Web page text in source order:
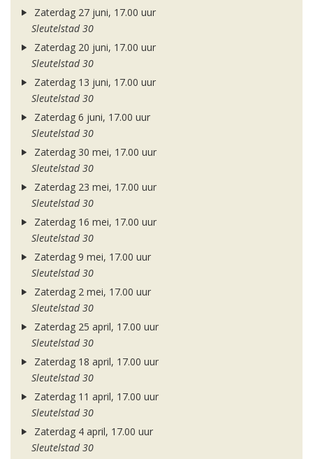
Zaterdag 27 juni, 17.00 uur
Sleutelstad 30
Zaterdag 20 juni, 17.00 uur
Sleutelstad 30
Zaterdag 13 juni, 17.00 uur
Sleutelstad 30
Zaterdag 6 juni, 17.00 uur
Sleutelstad 30
Zaterdag 30 mei, 17.00 uur
Sleutelstad 30
Zaterdag 23 mei, 17.00 uur
Sleutelstad 30
Zaterdag 16 mei, 17.00 uur
Sleutelstad 30
Zaterdag 9 mei, 17.00 uur
Sleutelstad 30
Zaterdag 2 mei, 17.00 uur
Sleutelstad 30
Zaterdag 25 april, 17.00 uur
Sleutelstad 30
Zaterdag 18 april, 17.00 uur
Sleutelstad 30
Zaterdag 11 april, 17.00 uur
Sleutelstad 30
Zaterdag 4 april, 17.00 uur
Sleutelstad 30